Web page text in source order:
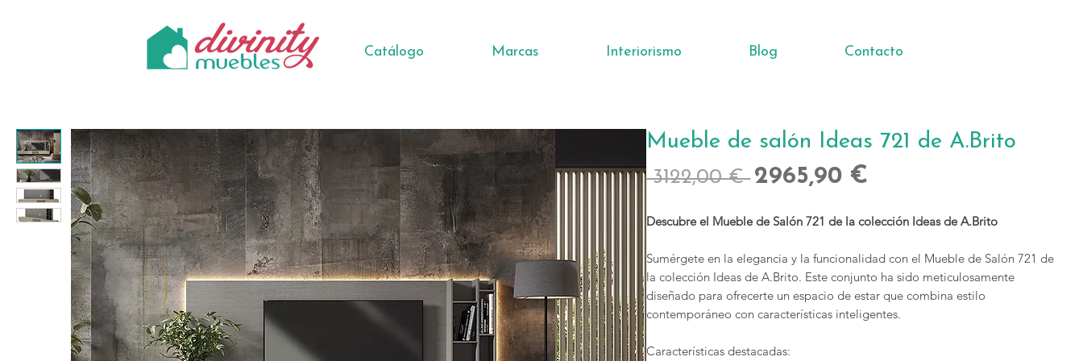
Catálogo Marcas Interiorismo Blog Contacto
Mueble de salón Ideas 721 de A.Brito
3122,00 € Precio
2965,90 €
Descubre el Mueble de Salón 721 de la colección Ideas de A.Brito
Sumérgete en la elegancia y la funcionalidad con el Mueble de Salón 721 de
la colección Ideas de A.Brito. Este conjunto ha sido meticulosamente
diseñado para ofrecerte un espacio de estar que combina estilo
contemporáneo con características inteligentes.
Características destacadas: